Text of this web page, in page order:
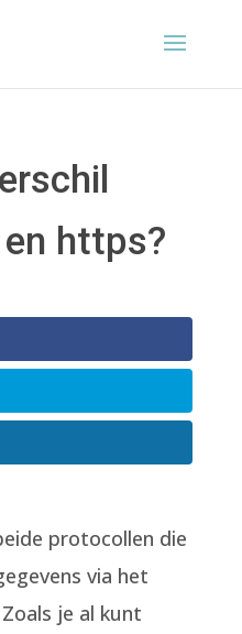
https?
protocollen die
via het
je al kunt